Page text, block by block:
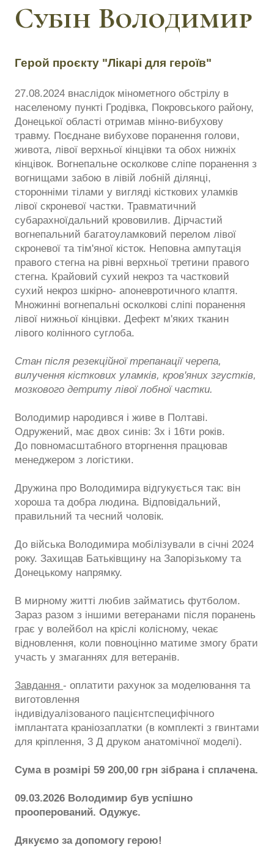
Субін Володимир
Герой проєкту "Лікарі для героїв"
27.08.2024 внаслідок мінометного обстрілу в
населеному пункті Гродівка, Покровського району,
Донецької області отримав мінно-вибухову
травму. Поєднане вибухове поранення голови,
живота, лівої верхньої кінцівки та обох нижніх
кінцівок. Вогнепальне осколкове сліпе поранення з
вогнищами забою в лівій лобній ділянці,
сторонніми тілами у вигляді кісткових уламків
лівої скроневої частки. Травматичний
субарахноїдальний крововилив. Дірчастий
вогнепальний багатоуламковий перелом лівої
скроневої та тім'яної кісток. Неповна ампутація
правого стегна на рівні верхньої третини правого
стегна. Крайовий сухий некроз та частковий
сухий некроз шкірно- апоневротичного клаптя.
Множинні вогнепальні осколкові сліпі поранення
лівої нижньої кінцівки. Дефект м'яких тканин
лівого колінного суглоба.
Стан після резекційної трепанації черепа,
вилучення кісткових уламків, кров'яних згустків,
мозкового детриту лівої лобної частки.
Володимир народився і живе в Полтаві.
Одружений, має двох синів: 3х і 16ти років.
До повномасштабного вторгнення працював
менеджером з логістики.
Дружина про Володимира відгукується так: він
хороша та добра людина. Відповідальний,
правильний та чесний чоловік.
До війська Володимира мобілізували в січні 2024
року. Захищав Батьківщину на Запорізькому та
Донецькому напрямку.
В мирному житті любив займатись футболом.
Зараз разом з іншими ветеранами після поранень
грає у волейбол на кріслі колісному, чекає
відновлення, коли повноцінно матиме змогу брати
участь у змаганнях для ветеранів.
Завдання - оплатити рахунок за моделювання та
виготовлення
індивідуалізованого пацієнтспецифічного
імплантата краніозаплатки (в комплекті з гвинтами
для кріплення, 3 Д друком анатомічної моделі).
Сума в розмірі 59 200,00 грн зібрана і сплачена.
09.03.2026 Володимир був успішно
прооперований. Одужує.
Дякуємо за допомогу герою!